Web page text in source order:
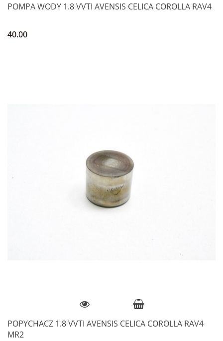
POMPA WODY 1.8 VVTI AVENSIS CELICA COROLLA RAV4
40.00
POPYCHACZ 1.8 VVTI AVENSIS CELICA COROLLA RAV4
MR2